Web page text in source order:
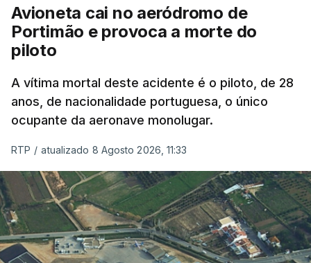
Avioneta cai no aeródromo de
Portimão e provoca a morte do
piloto
A vítima mortal deste acidente é o piloto, de 28
anos, de nacionalidade portuguesa, o único
ocupante da aeronave monolugar.
RTP / atualizado 8 Agosto 2026, 11:33